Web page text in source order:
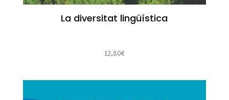
La diversitat lingüística
12,80€